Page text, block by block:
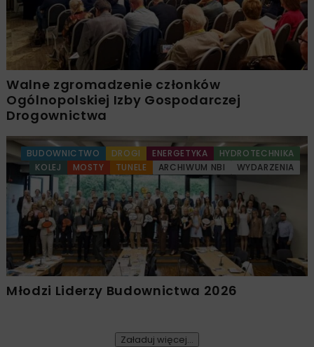
Walne zgromadzenie członków
Ogólnopolskiej Izby Gospodarczej
Drogownictwa
BUDOWNICTWO DROGI ENERGETYKA
HYDROTECHNIKA
KOLEJ
MOSTY TUNELE ARCHIWUM NBI WYDARZENIA
Młodzi Liderzy Budownictwa 2026
Załaduj więcej...